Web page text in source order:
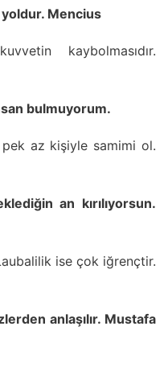
Mencius
kaybolmasıdır.
bulmuyorum.
az kişiyle samimi ol.
an kırılıyorsun.
ise çok iğrençtir.
anlaşılır. Mustafa